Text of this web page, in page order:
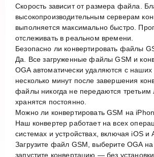
Скорость зависит от размера файла.
высокопроизводительным серверам
выполняется максимально быстро.
отслеживать в реальном времени.
Безопасно ли конвертировать файлы
Да. Все загруженные файлы GSM и
OGA автоматически удаляются с наших
несколько минут после завершения
файлы никогда не передаются
хранятся постоянно.
Можно ли конвертировать GSM на
Наш конвертер работает на всех
системах и устройствах, включая iOS и
Загрузите файл GSM, выберите OGA
запустите конвертацию — без